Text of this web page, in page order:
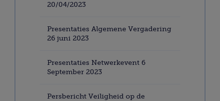
20/04/2023
Presentaties Algemene Vergadering
26 juni 2023
Presentaties Netwerkevent 6
September 2023
Persbericht Veiligheid op de